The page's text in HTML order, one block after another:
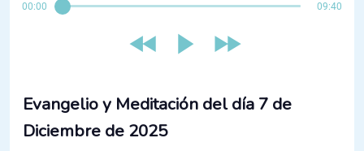
00:00 09:40
Evangelio y Meditación del día 7 de
Diciembre de 2025